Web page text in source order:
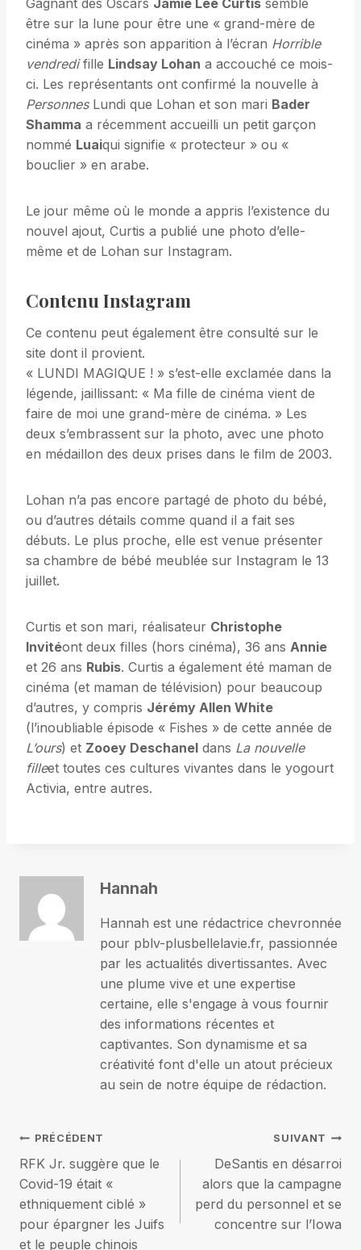
Gagnant des Oscars Jamie Lee Curtis semble
être sur la lune pour être une « grand-mère de
cinéma » après son apparition à l’écran Horrible
vendredifille Lindsay Lohan a accouché ce mois-
ci. Les représentants ont confirmé la nouvelle à
PersonnesLundi que Lohan et son mari Bader
Shamma a récemment accueilli un petit garçon
nommé Luaiqui signifie « protecteur » ou «
bouclier » en arabe.
Le jour même où le monde a appris l’existence du
nouvel ajout, Curtis a publié une photo d’elle-
même et de Lohan sur Instagram.
Contenu Instagram
Ce contenu peut également être consulté sur le
site dont il provient.
« LUNDI MAGIQUE ! » s’est-elle exclamée dans la
légende, jaillissant: « Ma fille de cinéma vient de
faire de moi une grand-mère de cinéma. » Les
deux s’embrassent sur la photo, avec une photo
en médaillon des deux prises dans le film de 2003.
Lohan n’a pas encore partagé de photo du bébé,
ou d’autres détails comme quand il a fait ses
débuts. Le plus proche, elle est venue présenter
sa chambre de bébé meublée sur Instagram le 13
juillet.
Curtis et son mari, réalisateur Christophe
Invitéont deux filles (hors cinéma), 36 ans Annie
et 26 ans Rubis. Curtis a également été maman de
cinéma (et maman de télévision) pour beaucoup
d’autres, y compris Jérémy Allen White
(l’inoubliable épisode « Fishes » de cette année de
L’ours) et Zooey Deschanel dans La nouvelle
filleet toutes ces cultures vivantes dans le yogourt
Activia, entre autres.
Hannah
Hannah est une rédactrice chevronnée
pour pblv-plusbellelavie.fr, passionnée
par les actualités divertissantes. Avec
une plume vive et une expertise
certaine, elle s'engage à vous fournir
des informations récentes et
captivantes. Son dynamisme et sa
créativité font d'elle un atout précieux
au sein de notre équipe de rédaction.
Navigation
de
l’article
PRÉCÉDENT
RFK Jr. suggère que le
Covid-19 était «
ethniquement ciblé »
pour épargner les Juifs
et le peuple chinois
SUIVANT
DeSantis en désarroi
alors que la campagne
perd du personnel et se
concentre sur l’Iowa